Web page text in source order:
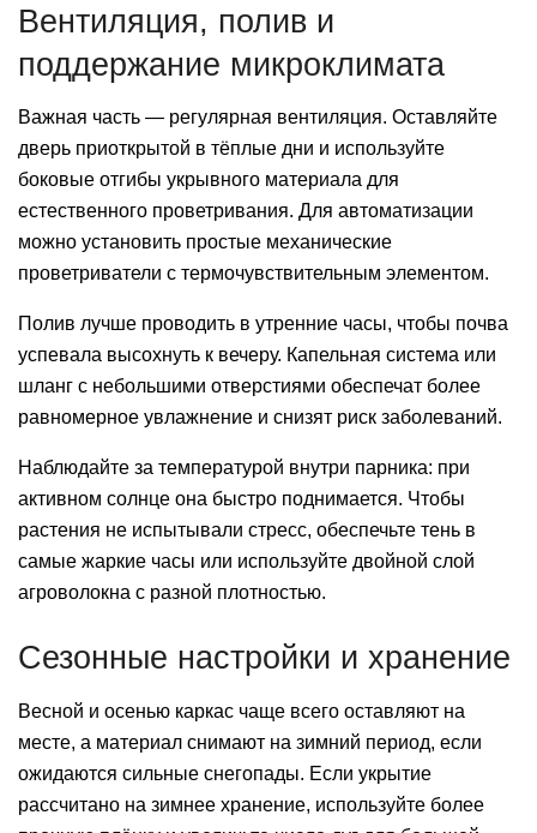
Вентиляция, полив и
поддержание микроклимата
Важная часть — регулярная вентиляция. Оставляйте
дверь приоткрытой в тёплые дни и используйте
боковые отгибы укрывного материала для
естественного проветривания. Для автоматизации
можно установить простые механические
проветриватели с термочувствительным элементом.
Полив лучше проводить в утренние часы, чтобы почва
успевала высохнуть к вечеру. Капельная система или
шланг с небольшими отверстиями обеспечат более
равномерное увлажнение и снизят риск заболеваний.
Наблюдайте за температурой внутри парника: при
активном солнце она быстро поднимается. Чтобы
растения не испытывали стресс, обеспечьте тень в
самые жаркие часы или используйте двойной слой
агроволокна с разной плотностью.
Сезонные настройки и хранение
Весной и осенью каркас чаще всего оставляют на
месте, а материал снимают на зимний период, если
ожидаются сильные снегопады. Если укрытие
рассчитано на зимнее хранение, используйте более